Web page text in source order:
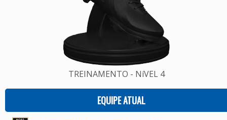
TREINAMENTO - NíVEL 4
EQUIPE ATUAL